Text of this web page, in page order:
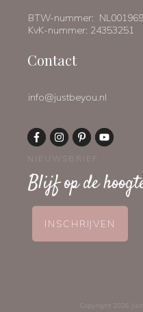
BTW-nummer:
KvK-nummer: 24353251
Contact
info@justbeyou.nl
NIEUWSBRIEF
Blijf op de
INSCHRIJVEN
Copyright 2026